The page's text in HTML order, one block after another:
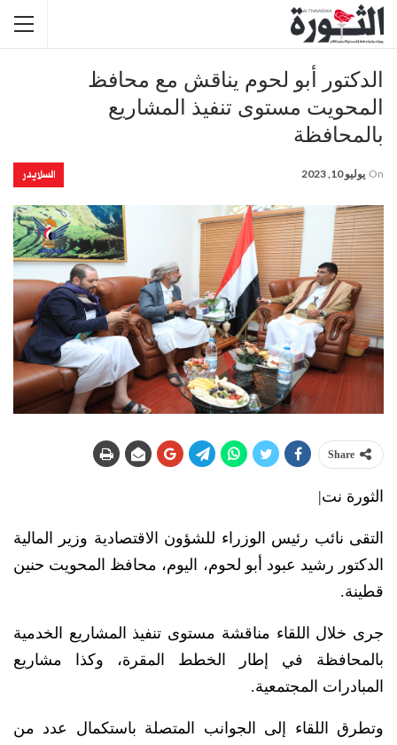
الدكتور أبو لحوم يناقش مع محافظ
المحويت مستوى تنفيذ المشاريع
بالمحافظة
السلايدر On يوليو 10, 2023
Share
الثورة نت|
التقى نائب رئيس الوزراء للشؤون الاقتصادية وزير المالية
الدكتور رشيد عبود أبو لحوم، اليوم، محافظ المحويت حنين
قطينة.
جرى خلال اللقاء مناقشة مستوى تنفيذ المشاريع الخدمية
بالمحافظة في إطار الخطط المقرة، وكذا مشاريع
المبادرات المجتمعية.
وتطرق اللقاء إلى الجوانب المتصلة باستكمال عدد من